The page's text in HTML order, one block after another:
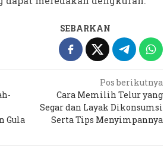
SEBARKAN
Gula
Pos berikutnya
Cara Memilih Telur yang
Segar dan Layak Dikonsumsi
Serta Tips Menyimpannya